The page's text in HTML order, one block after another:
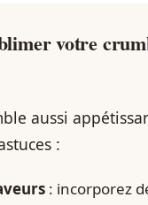
votre
aussi
:
: incorporez